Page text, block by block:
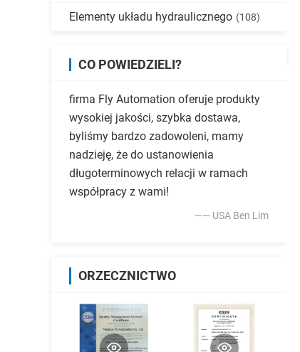
Elementy układu hydraulicznego (108)
CO POWIEDZIELI?
firma Fly Automation oferuje produkty
wysokiej jakości, szybka dostawa,
byliśmy bardzo zadowoleni, mamy
nadzieję, że do ustanowienia
długoterminowych relacji w ramach
współpracy z wami!
—— USA Ben Lim
ORZECZNICTWO